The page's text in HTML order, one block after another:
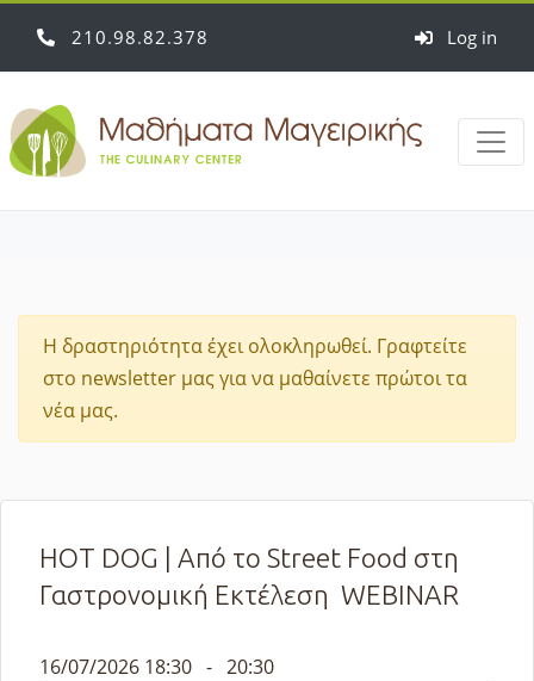
210 98 82 378 Log in
Η δραστηριότητα έχει ολοκληρωθεί. Γραφτείτε
στο newsletter μας για να μαθαίνετε πρώτοι τα
νέα μας.
HOT DOG | Από το Street Food στη
Γαστρονομική Εκτέλεση WEBINAR
16/07/2026 18:30 - 20:30